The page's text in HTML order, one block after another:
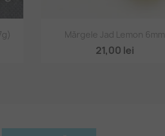
Vizualizare rapidă
Mărgele Jad Lemon 6mm
21,00 lei